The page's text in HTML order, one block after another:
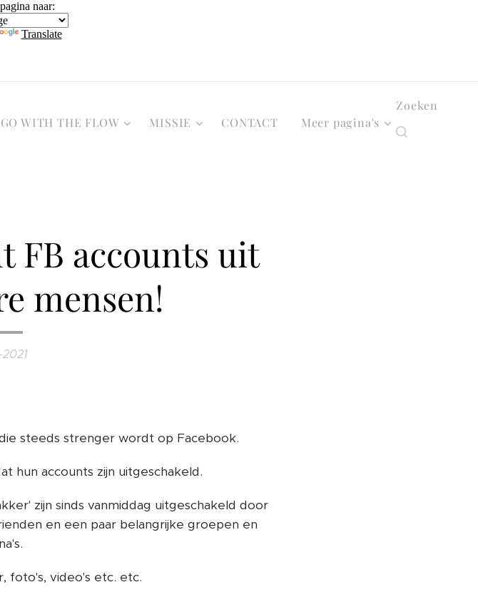
naar:
Translate
GO WITH THE FLOW MISSIE CONTACT Meer pagina's
Zoeken
FB accounts uit
mensen!
steeds strenger wordt op Facebook.
hun accounts zijn uitgeschakeld.
zijn sinds vanmiddag uitgeschakeld door
en een paar belangrijke groepen en
foto's, video's etc. etc.